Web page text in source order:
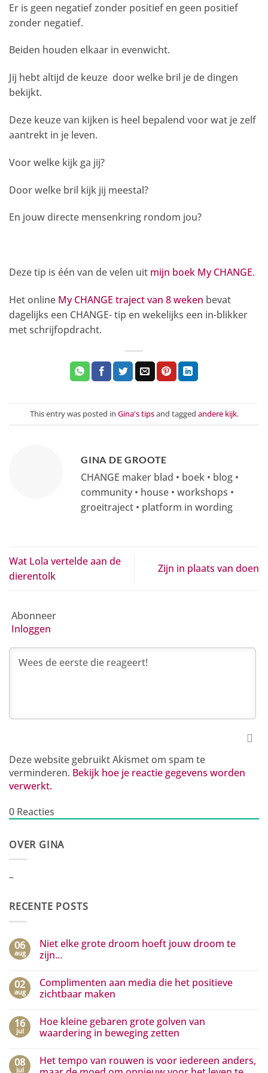
Er is geen negatief zonder positiefen geen positief
zonder negatief.
Beiden houden elkaar in evenwicht.
Jij hebt altijd de keuze door welke bril je de dingen
bekijkt.
Deze keuzevan kijken is heel bepalend voor wat je zelf
aantrekt in je leven.
Voor welke kijk ga jij?
Door welke bril kijk jij meestal?
En jouw directe mensenkring rondom jou?
Deze tip is één van de velen uit mijn boek My CHANGE.
Het online My CHANGE traject van 8 weken bevat
dagelijks een CHANGE- tip en wekelijks een in-blikker
met schrijfopdracht.
This entry was posted in Gina's tipsand tagged andere kijk.
GINA DE GROOTE
CHANGE maker blad • boek • blog •
community • house • workshops •
groeitraject • platform in wording
Wat Lola vertelde aan de
dierentolk
Zijn in plaats van doen
Abonneer
Inloggen
Deze website gebruikt Akismet om spam te
verminderen. Bekijk hoe je reactie gegevens worden
verwerkt.
0 Reacties
OVER GINA
–
RECENTE POSTS
06
aug
Niet elke grote droom hoeft jouw droom te
zijn…
op
Niet
elke
hoeft
jouw
droom
02
aug
Complimenten aan media die het positieve
zichtbaar maken
op
Complimenten
aan
het
positieve
16
jul
Hoe kleine gebaren grote golven van
waardering in beweging zetten
op
Hoe
08
jul
Het tempo van rouwen is voor iedereen anders,